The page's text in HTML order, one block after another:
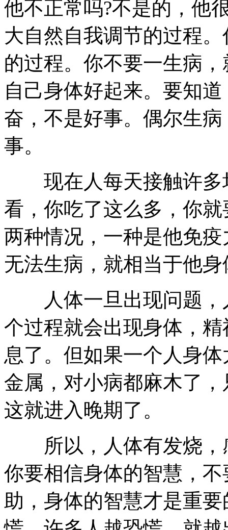
他不正常吗?不是的，他
大自然自我调节的过程
的过程。你不要一生病
自己身体好起来。要知
奋，不是好事。偶尔生
事。
现在人每天接触许多
看，你吃了这么多，你
两种情况，一种是他免
无法生病，就相当于他
人体一旦出现问题，
个过程就会出现身体，
息了。但如果一个人身
金属，对小病都麻木了
这就进入晚期了。
所以，人体有发烧，
你要相信身体的智慧，
助，身体的智慧才是重